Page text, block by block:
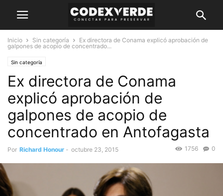
Inicio Sin categoría
Ex directora de Conama explicó aprobación de
galpones de acopio de concentrado...
Sin categoría
Ex directora de Conama
explicó aprobación de
galpones de acopio de
concentrado en Antofagasta
Por Richard Honour - octubre 23, 2015 0
1756